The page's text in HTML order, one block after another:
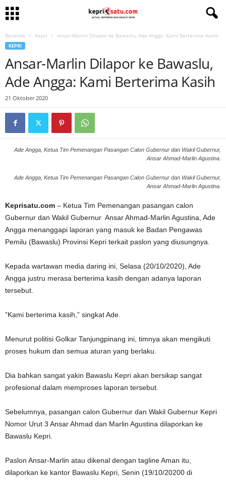
Beranda Kepri Ansar-Marlin Dilapor ke Bawaslu, Ade Angga: Kami Berterima Kasih
KEPRI
Ansar-Marlin Dilapor ke Bawaslu,
Ade Angga: Kami Berterima Kasih
21 Oktober 2020
Ade Angga, Ketua Tim Pemenangan Pasangan Calon Gubernur dan Wakil Gubernur,
Ansar Ahmad-Marlin Agustina.
Ade Angga, Ketua Tim Pemenangan Pasangan Calon Gubernur dan Wakil Gubernur,
Ansar Ahmad-Marlin Agustina.
Keprisatu.com – Ketua Tim Pemenangan pasangan calon
Gubernur dan Wakil Gubernur Ansar Ahmad-Marlin Agustina, Ade
Angga menanggapi laporan yang masuk ke Badan Pengawas
Pemilu (Bawaslu) Provinsi Kepri terkait paslon yang diusungnya.
Kepada wartawan media daring ini, Selasa (20/10/2020), Ade
Angga justru merasa berterima kasih dengan adanya laporan
tersebut.
”Kami berterima kasih,” singkat Ade.
Menurut politisi Golkar Tanjungpinang ini, timnya akan mengikuti
proses hukum dan semua aturan yang berlaku.
Dia bahkan sangat yakin Bawaslu Kepri akan bersikap sangat
profesional dalam memproses laporan tersebut.
Sebelumnya, pasangan calon Gubernur dan Wakil Gubernur Kepri
Nomor Urut 3 Ansar Ahmad dan Marlin Agustina dilaporkan ke
Bawaslu Kepri.
Paslon Ansar-Marlin atau dikenal dengan tagline Aman itu,
dilaporkan ke kantor Bawaslu Kepri, Senin (19/10/20200 di